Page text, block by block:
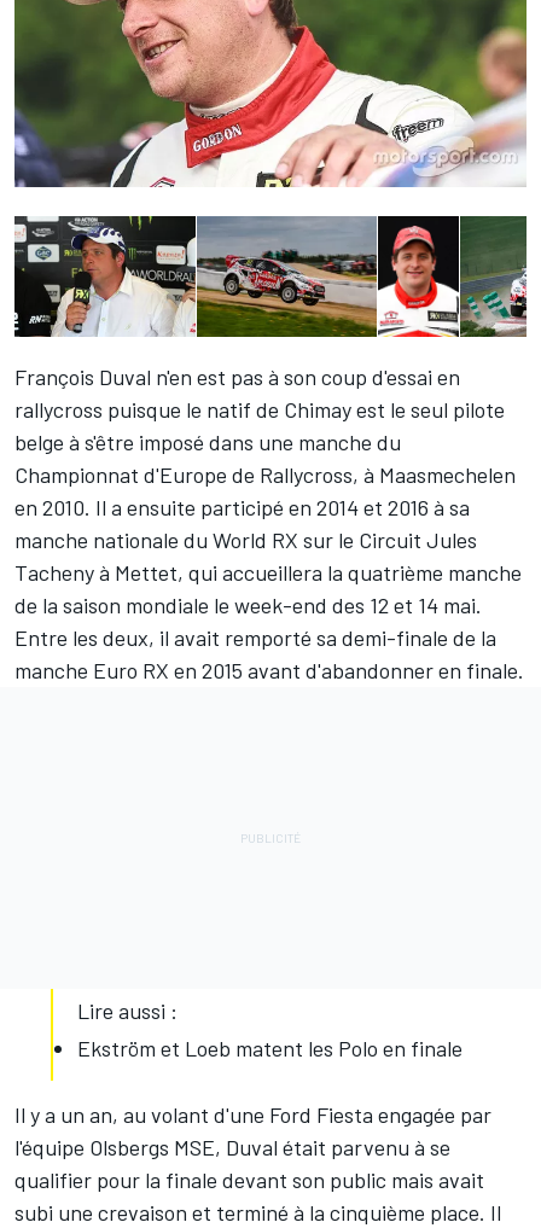
François Duval n'en est pas à son coup d'essai en
rallycross puisque le natif de Chimay est le seul pilote
belge à s'être imposé dans une manche du
Championnat d'Europe de Rallycross, à Maasmechelen
en 2010. Il a ensuite participé en 2014 et 2016 à sa
manche nationale du World RX sur le Circuit Jules
Tacheny à Mettet, qui accueillera la quatrième manche
de la saison mondiale le week-end des 12 et 14 mai.
Entre les deux, il avait remporté sa demi-finale de la
manche Euro RX en 2015 avant d'abandonner en finale.
Lire aussi :
Ekström et Loeb matent les Polo en finale
Il y a un an, au volant d'une Ford Fiesta engagée par
l'équipe Olsbergs MSE, Duval était parvenu à se
qualifier pour la finale devant son public mais avait
subi une crevaison et terminé à la cinquième place. Il